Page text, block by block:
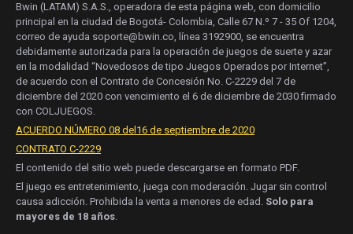
Bwin (LATAM) S.A.S., operadora de esta página web, con domicilio
principal en la ciudad de Bogotá- Colombia, Calle 67 N.º 7 - 35 Of 1204,
correo de ayuda soporte@bwin.co, línea 3192900, se encuentra
debidamente autorizada para la operación de juegos de suerte y azar
en la modalidad “Novedosos de tipo Juegos Operados por Internet”,
de acuerdo con el Contrato de Concesión No. C-2229 del 7 de
diciembre del 2020 con vencimiento el 6 de diciembre de 2030 firmado
con COLJUEGOS.
ACUERDO NÚMERO 08 del16 de septiembre de 2020
CONTRATO C-2229
El contenido del sitio web puede descargarse en formato PDF.
El juego es entretenimiento, juega con moderación. Jugar sin control
causa adicción. Prohibida la venta a menores de edad. Solo para
mayores de 18 años.